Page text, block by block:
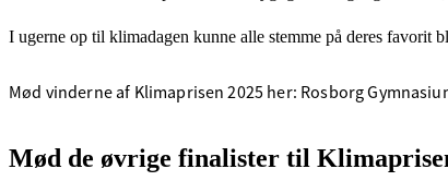
I ugerne op til klimadagen kunne alle stemme på deres
Mød vinderne af Klimaprisen 2025 her: Rosborg
Mød de øvrige finalister til